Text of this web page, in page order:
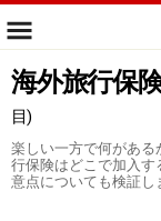
海外旅行保
目)
楽しい一方で何があ
行保険はどこで加入す
意点についても検証し